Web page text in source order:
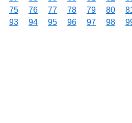
75
76 77 78 79 80
93
94 95 96 97 98